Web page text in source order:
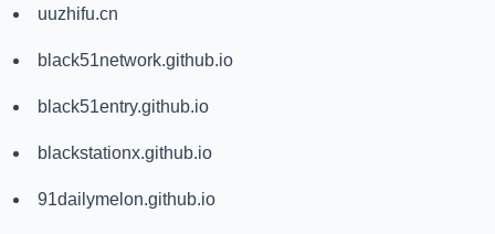
uuzhifu.cn
black51network.github.io
black51entry.github.io
blackstationx.github.io
91dailymelon.github.io